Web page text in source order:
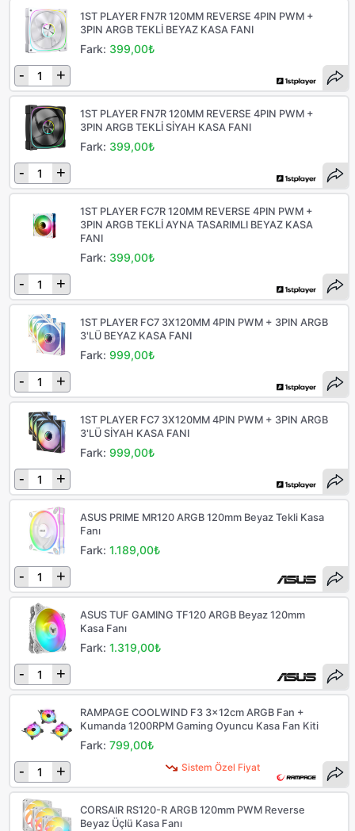
1ST PLAYER FN7R 120MM REVERSE 4PIN PWM +
3PIN ARGB TEKLİ BEYAZ KASA FANI
Fark: 399,00₺
- +
1ST PLAYER FN7R 120MM REVERSE 4PIN PWM +
3PIN ARGB TEKLİ SİYAH KASA FANI
Fark: 399,00₺
- +
1ST PLAYER FC7R 120MM REVERSE 4PIN PWM +
3PIN ARGB TEKLİ AYNA TASARIMLI BEYAZ KASA
FANI
Fark: 399,00₺
- +
1ST PLAYER FC7 3X120MM 4PIN PWM + 3PIN ARGB
3'LÜ BEYAZ KASA FANI
Fark: 999,00₺
- +
1ST PLAYER FC7 3X120MM 4PIN PWM + 3PIN ARGB
3'LÜ SİYAH KASA FANI
Fark: 999,00₺
- +
ASUS PRIME MR120 ARGB 120mm Beyaz Tekli Kasa
Fanı
Fark:1.189,00₺
- +
ASUS TUF GAMING TF120 ARGB Beyaz 120mm
Kasa Fanı
Fark:1.319,00₺
- +
Sistem Özel Fiyat
RAMPAGE COOLWIND F3 3x12cm ARGB Fan +
Kumanda 1200RPM Gaming Oyuncu Kasa Fan Kiti
Fark:799,00₺
- +
CORSAIR RS120-R ARGB 120mm PWM Reverse
Beyaz Üçlü Kasa Fanı